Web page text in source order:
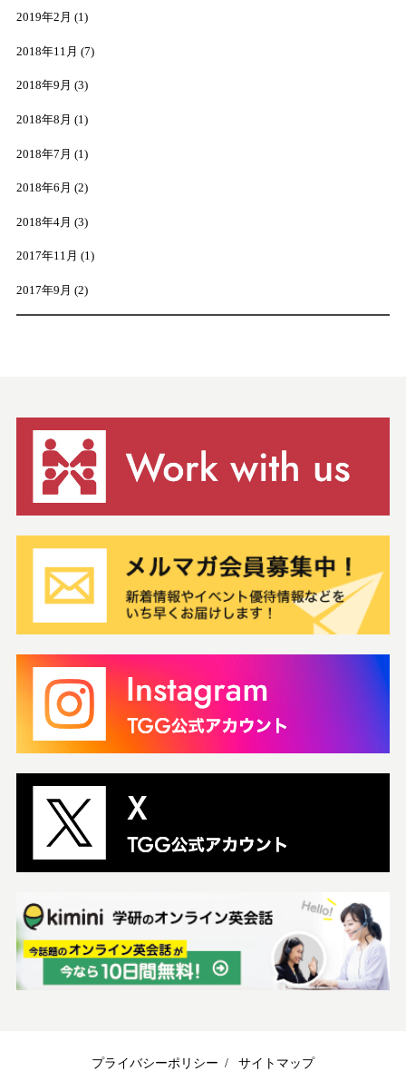
2019年2月 (1)
2018年11月 (7)
2018年9月 (3)
2018年8月 (1)
2018年7月 (1)
2018年6月 (2)
2018年4月 (3)
2017年11月 (1)
2017年9月 (2)
プライバシーポリシー サイトマップ